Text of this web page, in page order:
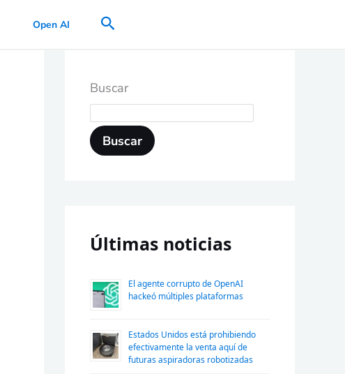
Open AI Buscar
Buscar
Buscar
Últimas noticias
El agente corrupto de OpenAI
hackeó múltiples plataformas
Estados Unidos está prohibiendo
efectivamente la venta aquí de
futuras aspiradoras robotizadas